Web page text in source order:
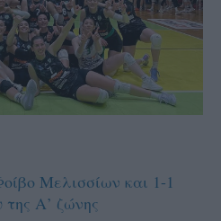
Μελισσίων και 1-1
της Α’ ζώνης